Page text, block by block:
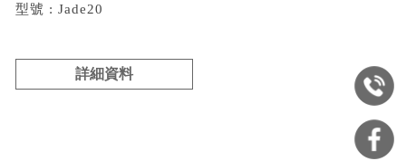
型號 : Jade20
詳細資料